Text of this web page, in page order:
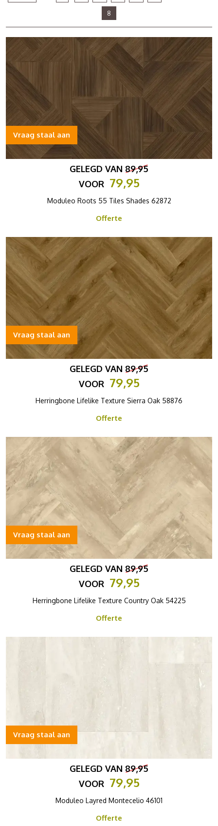
8
GELEGD VAN 89,95
VOOR 79,95
Moduleo Roots 55 Tiles Shades 62872
Offerte
Vraag staal aan
GELEGD VAN 89,95
VOOR 79,95
Herringbone Lifelike Texture Sierra Oak 58876
Offerte
Vraag staal aan
GELEGD VAN 89,95
VOOR 79,95
Herringbone Lifelike Texture Country Oak 54225
Offerte
Vraag staal aan
GELEGD VAN 89,95
VOOR 79,95
Moduleo Layred Montecelio 46101
Offerte
Vraag staal aan